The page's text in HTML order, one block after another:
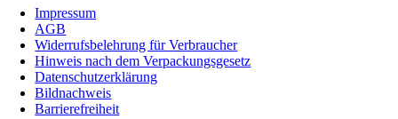
Impressum
AGB
Widerrufsbelehrung für Verbraucher
Hinweis nach dem Verpackungsgesetz
Datenschutzerklärung
Bildnachweis
Barrierefreiheit